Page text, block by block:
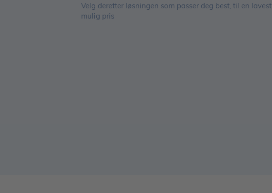
Velg deretter løsningen som passer deg best, til en lavest
mulig pris